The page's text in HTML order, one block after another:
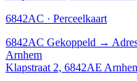
6842AC · Perceelkaart
6842AC Gekoppeld →
Arnhem
Klapstraat 2, 6842AE